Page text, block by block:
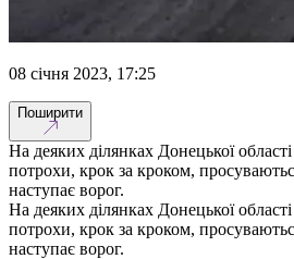
08 січня 2023, 17:25
Поширити
На деяких ділянках Донецької
потрохи, крок за кроком,
наступає ворог.
На деяких ділянках Донецької
потрохи, крок за кроком,
наступає ворог.